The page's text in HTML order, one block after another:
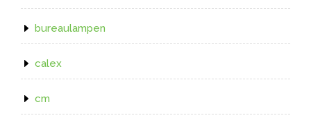
bureaulampen
calex
cm